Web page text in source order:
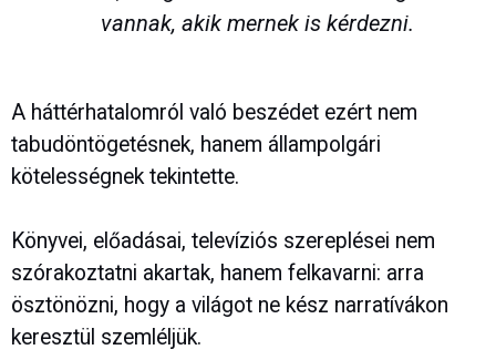
vannak, akik mernek is kérdezni.
A háttérhatalomról való beszédet ezért nem
tabudöntögetésnek, hanem állampolgári
kötelességnek tekintette.
Könyvei, előadásai, televíziós szereplései nem
szórakoztatni akartak, hanem felkavarni: arra
ösztönözni, hogy a világot ne kész narratívákon
keresztül szemléljük.